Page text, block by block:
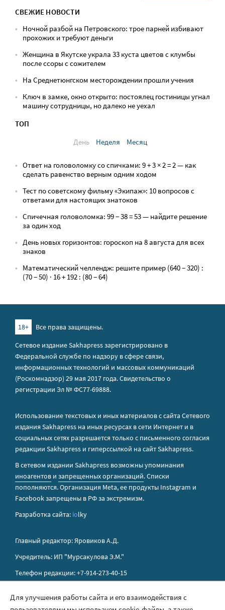
СВЕЖИЕ НОВОСТИ
Ночной разбой на Петровского: трое парней избивают
прохожих и требуют деньги
Женщина в Якутске украла 33 куста цветов с клумбы
после ссоры с сожителем
На Среднетюнгском месторождении прошли учения
Ключ в замке, окно открыто: постоялец гостиницы угнал
машину сотрудницы, но далеко не уехал
ТОП
День
Неделя Месяц
Ответ на головоломку со спичками: 9 + 3 × 2 = 2 — как
сделать равенство верным одним ходом
Тест по советскому фильму «Экипаж»: 10 вопросов с
ответами для настоящих знатоков
Спичечная головоломка: 99 − 38 = 53 — найдите решение
за один ход
День новых горизонтов: гороскоп на 8 августа для всех
знаков
Математический челлендж: решите пример (640 − 320) :
(70 − 50) · 16 + 192 : (80 − 64)
18+
Все права защищены.
Сетевое издание Sakhapress зарегистрировано в
Федеральной службе по надзору в сфере связи,
информационных технологий и массовых коммуникаций
(Роскомнадзор) 29 мая 2017 года. Свидетельство о
регистрации Эл № ФС77-69888.
Использование текстовых и иных материалов с сайта Сетевого
издания Sakhapress на иных ресурсах в сети Интернет и в
социальных сетях разрешается только с письменного согласия
редакции Sakhapress и гиперссылкой на сайт Sakhapress.
В сетевом издании Sakhapress возможны упоминания
иноагентов и запрещенных организаций. Списки
пополняются. Организация Metа, ее продукты Instagram и
Facebook запрещены в РФ за экстремизм.
Разработка сайта: iolky
Главный редактор: Яровиков А.Д.
Учредитель: ИП "Мурсакулова Э.М."
Телефон редакции: +7-914-273-40-15
Для улучшения работы сайта и его взаимодействия с